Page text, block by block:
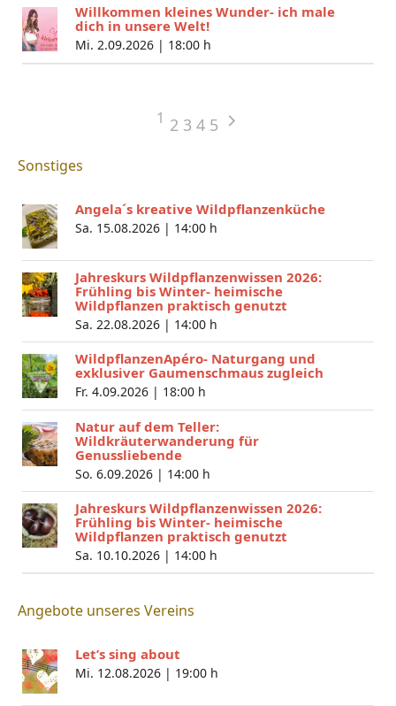
Willkommen kleines Wunder- ich male
dich in unsere Welt!
Mi. 2.09.2026 | 18:00 h
1 2 3 4 5
Sonstiges
Angela´s kreative Wildpflanzenküche
Sa. 15.08.2026 | 14:00 h
Jahreskurs Wildpflanzenwissen 2026:
Frühling bis Winter- heimische
Wildpflanzen praktisch genutzt
Sa. 22.08.2026 | 14:00 h
WildpflanzenApéro- Naturgang und
exklusiver Gaumenschmaus zugleich
Fr. 4.09.2026 | 18:00 h
Natur auf dem Teller:
Wildkräuterwanderung für
Genussliebende
So. 6.09.2026 | 14:00 h
Jahreskurs Wildpflanzenwissen 2026:
Frühling bis Winter- heimische
Wildpflanzen praktisch genutzt
Sa. 10.10.2026 | 14:00 h
Angebote unseres Vereins
Let’s sing about
Mi. 12.08.2026 | 19:00 h